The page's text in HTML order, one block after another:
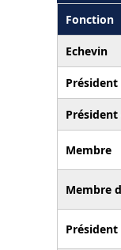
Fonction
Echevin
Membre
Membre
Président